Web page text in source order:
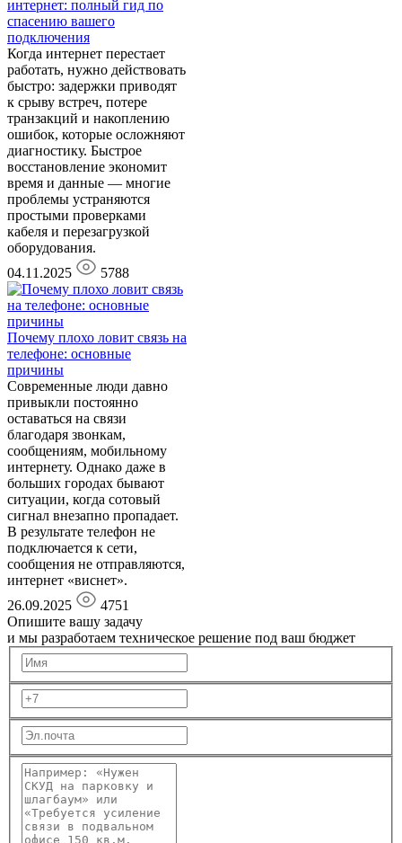
интернет: полный гид по
спасению вашего
подключения
Когда интернет перестает
работать, нужно действовать
быстро: задержки приводят
к срыву встреч, потере
транзакций и накоплению
ошибок, которые осложняют
диагностику. Быстрое
восстановление экономит
время и данные — многие
проблемы устраняются
простыми проверками
кабеля и перезагрузкой
оборудования.
04.11.2025
5788
Почему плохо ловит связь на
телефоне: основные
причины
Современные люди давно
привыкли постоянно
оставаться на связи
благодаря звонкам,
сообщениям, мобильному
интернету. Однако даже в
больших городах бывают
ситуации, когда сотовый
сигнал внезапно пропадает.
В результате телефон не
подключается к сети,
сообщения не отправляются,
интернет «виснет».
26.09.2025
4751
Опишите вашу задачу
и мы разработаем техническое решение под ваш бюджет